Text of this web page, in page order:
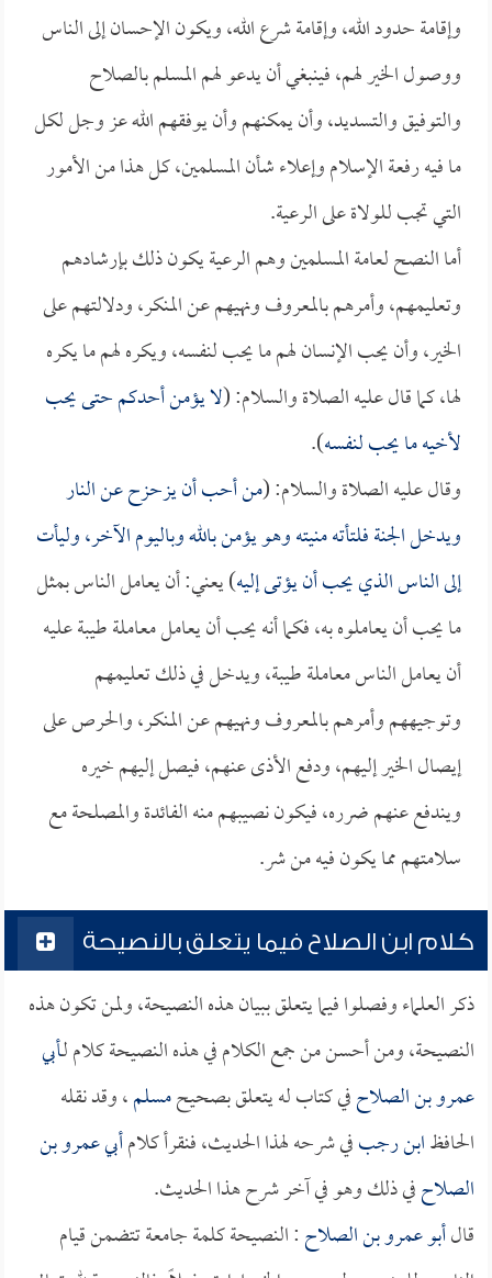
وإقامة حدود الله، وإقامة شرع الله، ويكون الإحسان إلى الناس
ووصول الخير لهم، فينبغي أن يدعو لهم المسلم بالصلاح
والتوفيق والتسديد، وأن يمكنهم وأن يوفقهم الله عز وجل لكل
ما فيه رفعة الإسلام وإعلاء شأن المسلمين، كل هذا من الأمور
التي تجب للولاة على الرعية.
أما النصح لعامة المسلمين وهم الرعية يكون ذلك بإرشادهم
وتعليمهم، وأمرهم بالمعروف ونهيهم عن المنكر، ودلالتهم على
الخير، وأن يحب الإنسان لهم ما يحب لنفسه، ويكره لهم ما يكره
لها، كما قال عليه الصلاة والسلام: (لا يؤمن أحدكم حتى يحب
لأخيه ما يحب لنفسه).
وقال عليه الصلاة والسلام: (من أحب أن يزحزح عن النار
ويدخل الجنة فلتأته منيته وهو يؤمن بالله وباليوم الآخر، وليأت
إلى الناس الذي يحب أن يؤتى إليه) يعني: أن يعامل الناس بمثل
ما يحب أن يعاملوه به، فكما أنه يحب أن يعامل معاملة طيبة عليه
أن يعامل الناس معاملة طيبة، ويدخل في ذلك تعليمهم
وتوجيههم وأمرهم بالمعروف ونهيهم عن المنكر، والحرص على
إيصال الخير إليهم، ودفع الأذى عنهم، فيصل إليهم خيره
ويندفع عنهم ضرره، فيكون نصيبهم منه الفائدة والمصلحة مع
سلامتهم مما يكون فيه من شر.
كلام ابن الصلاح فيما يتعلق بالنصيحة
ذكر العلماء وفصلوا فيما يتعلق ببيان هذه النصيحة، ولمن تكون هذه
النصيحة، ومن أحسن من جمع الكلام في هذه النصيحة كلام لـأبي
عمرو بن الصلاحفي كتاب له يتعلق بصحيحمسلم، وقد نقله
الحافظابن رجبفي شرحه لهذا الحديث، فنقرأ كلامأبي عمرو بن
الصلاحفي ذلك وهو في آخر شرح هذا الحديث.
قالأبو عمرو بن الصلاح: النصيحة كلمة جامعة تتضمن قيام